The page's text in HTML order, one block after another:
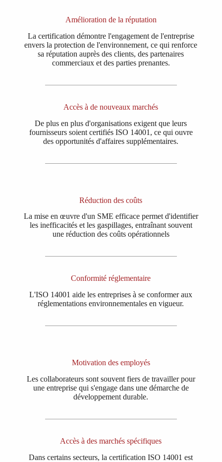
Amélioration de la réputation
La certification démontre l'engagement de l'entreprise
envers la protection de l'environnement, ce qui renforce
sa réputation auprès des clients, des partenaires
commerciaux et des parties prenantes.
Accès à de nouveaux marchés
De plus en plus d'organisations exigent que leurs
fournisseurs soient certifiés ISO 14001, ce qui ouvre
des opportunités d'affaires supplémentaires.
Réduction des coûts
La mise en œuvre d'un SME efficace permet d'identifier
les inefficacités et les gaspillages, entraînant souvent
une réduction des coûts opérationnels
Conformité réglementaire
L'ISO 14001 aide les entreprises à se conformer aux
réglementations environnementales en vigueur.
Motivation des employés
Les collaborateurs sont souvent fiers de travailler pour
une entreprise qui s'engage dans une démarche de
développement durable.
Accès à des marchés spécifiques
Dans certains secteurs, la certification ISO 14001 est